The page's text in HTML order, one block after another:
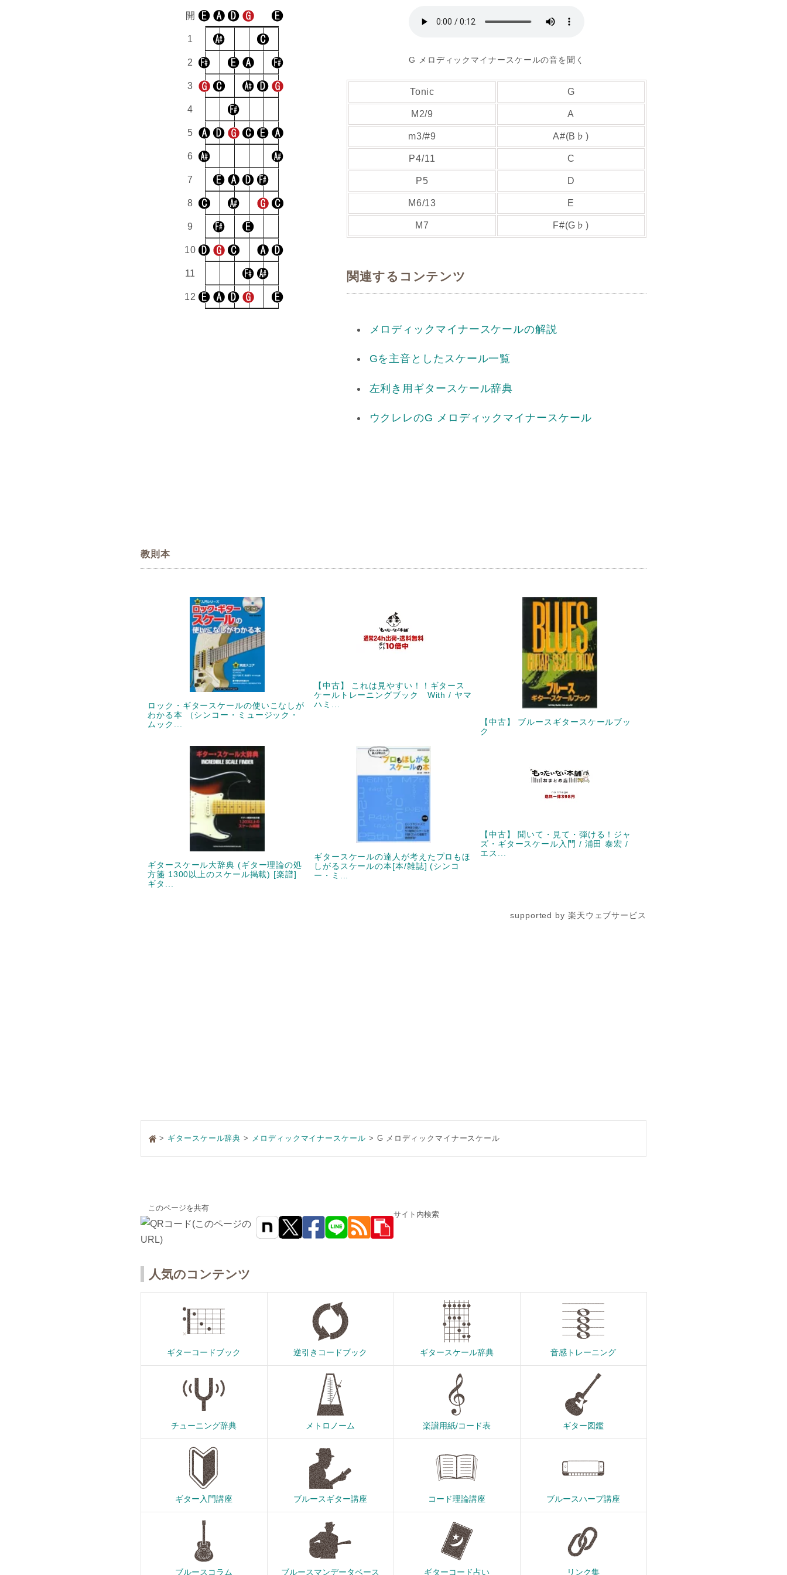
開
1
2
3
4
5
6
7
8
9
10
11
12
G メロディックマイナースケールの音を聞く
Tonic G
M2/9 A
m3/#9 A#(B♭)
P4/11 C
P5 D
M6/13 E
M7 F#(G♭)
関連するコンテンツ
メロディックマイナースケールの解説
Gを主音としたスケール一覧
左利き用ギタースケール辞典
ウクレレのG メロディックマイナースケール
教則本
ロック・ギタースケールの使いこなしが
わかる本 （シンコー・ミュージック・
ムック...
【中古】 これは見やすい！！ギタース
ケールトレーニングブック With / ヤマ
ハミ...
【中古】 ブルースギタースケールブッ
ク
ギタースケール大辞典 (ギター理論の処
方箋 1300以上のスケール掲載) [楽譜]
ギタ...
ギタースケールの達人が考えたプロもほ
しがるスケールの本[本/雑誌] (シンコ
ー・ミ...
【中古】 聞いて・見て・弾ける！ジャ
ズ・ギタースケール入門 / 浦田 泰宏 /
エス...
supported by 楽天ウェブサービス
> ギタースケール辞典 メロディックマイナースケール G メロディックマイナースケール
このページを共有
サイト内検索
人気のコンテンツ
ギターコードブック 逆引きコードブック ギタースケール辞典 音感トレーニング
チューニング辞典 メトロノーム 楽譜用紙/コード表 ギター図鑑
ギター入門講座 ブルースギター講座 コード理論講座 ブルースハープ講座
ブルースコラム ブルースマンデータベース ギターコード占い リンク集